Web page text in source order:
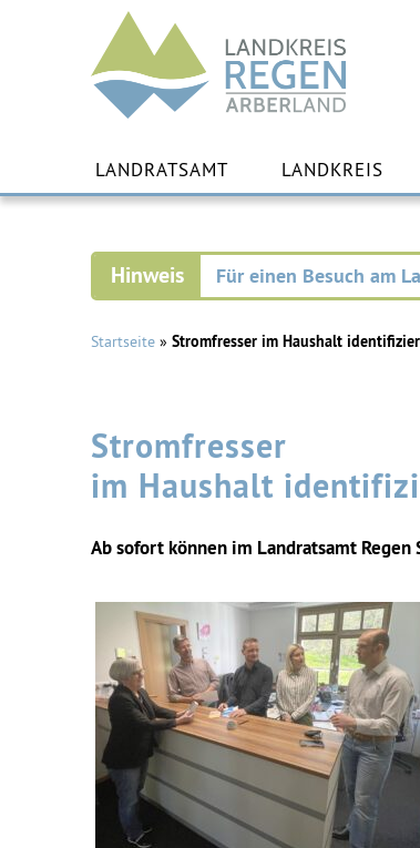
Landkreis
Regen
LANDRATSAMT LANDKREIS
Für einen Besuch am
Startseite » Stromfresser im Haushalt
Stromfresser
im Haushalt
Ab sofort können im Landratsamt